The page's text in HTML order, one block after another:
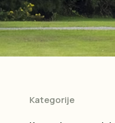
Kategorije